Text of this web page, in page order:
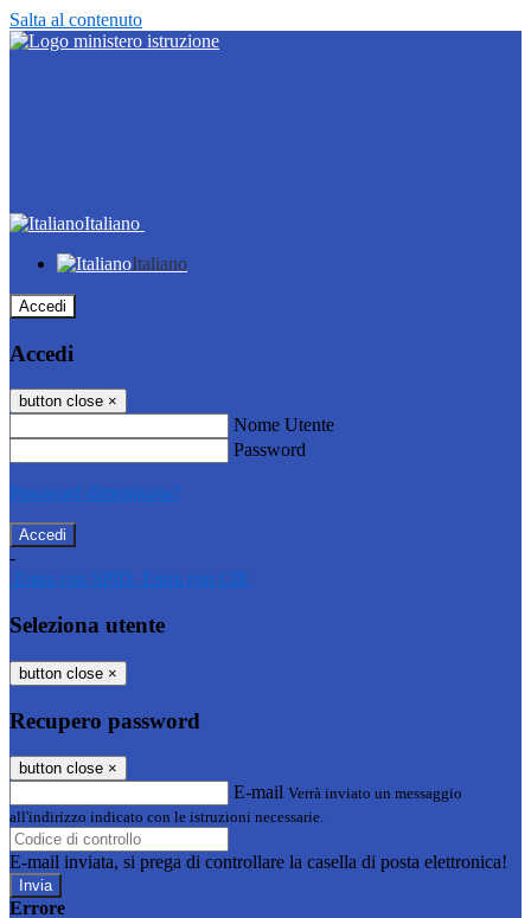
Salta al contenuto
Italiano
Italiano
Accedi
Accedi
button close ×
Nome Utente
Password
Password dimenticata?
-
Entra con SPID Entra con CIE
Seleziona utente
button close ×
Recupero password
button close ×
E-mail Verrà inviato un messaggio
all'indirizzo indicato con le istruzioni necessarie.
E-mail inviata, si prega di controllare la casella di posta elettronica!
Errore